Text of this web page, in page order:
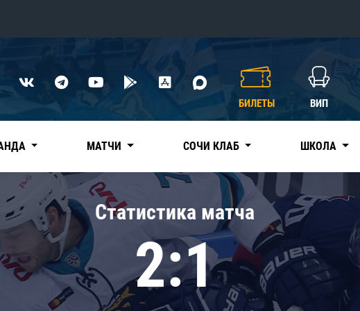
Нефтехимик
Трактор
Дивизион Чернышева
Авангард
Адмирал
КХЛ
БИЛЕТЫ ВИП
МАТЧИ СОЧИ КЛАБ ШКОЛА
Статистика матча
2:1